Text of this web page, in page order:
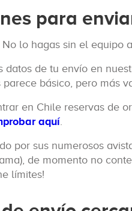
para
No lo hagas sin el
de tu envío en
básico, pero más
en Chile reservas de
aquí.
por sus numerosos
de momento no
límites!